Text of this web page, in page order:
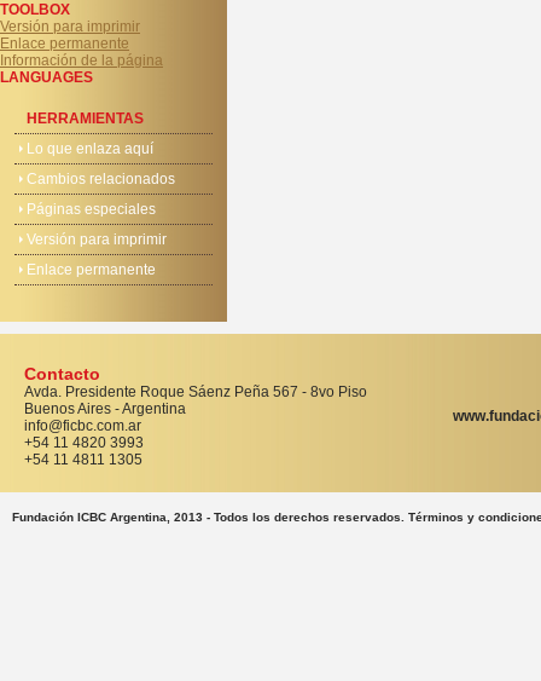
TOOLBOX
Versión para imprimir
Enlace permanente
Información de la página
LANGUAGES
HERRAMIENTAS
Lo que enlaza aquí
Cambios relacionados
Páginas especiales
Versión para imprimir
Enlace permanente
Contacto
Avda. Presidente Roque Sáenz Peña 567 - 8vo Piso
Buenos Aires - Argentina
info@ficbc.com.ar
+54 11 4820 3993
+54 11 4811 1305
Fundación ICBC Argentina, 2013 - Todos los derechos reservados. Términos y